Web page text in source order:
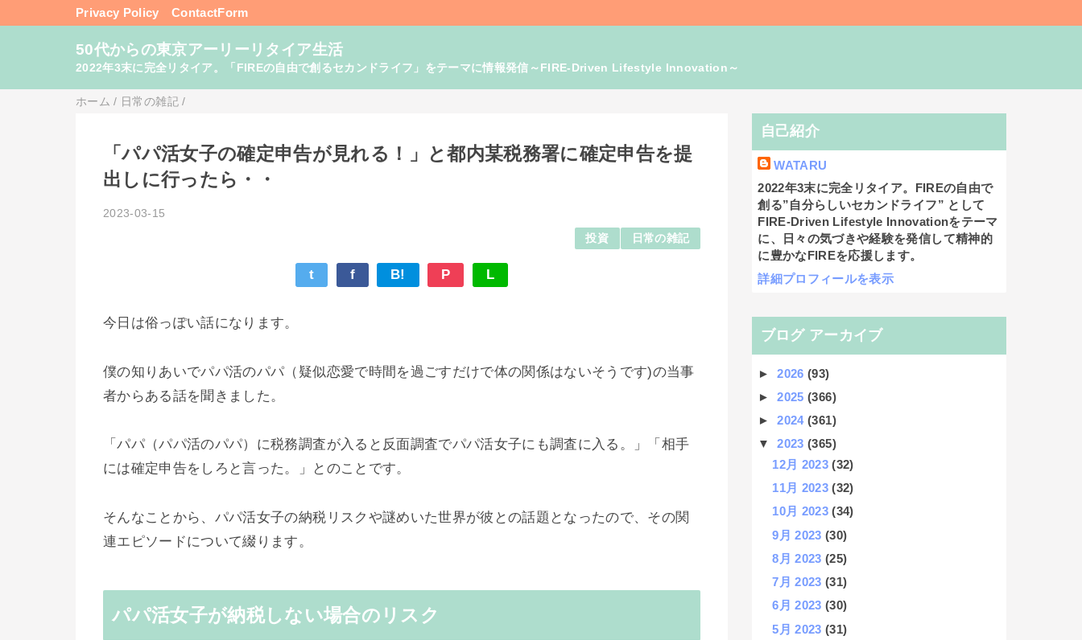
Privacy Policy ContactForm
50代からの東京アーリーリタイア生活
2022年3末に完全リタイア。「FIREの自由で創るセカンドライフ」をテーマに情報発信～FIRE-Driven Lifestyle Innovation～
ホーム / 日常の雑記 /
「パパ活女子の確定申告が見れる！」と都内某税務署に確定申告を提
出しに行ったら・・
2023-03-15
投資 日常の雑記
t f B! P L
今日は俗っぽい話になります。
僕の知りあいでパパ活のパパ（疑似恋愛で時間を過ごすだけで体の関係はないそうです)の当事
者からある話を聞きました。
「パパ（パパ活のパパ）に税務調査が入ると反面調査でパパ活女子にも調査に入る。」「相手
には確定申告をしろと言った。」とのことです。
そんなことから、パパ活女子の納税リスクや謎めいた世界が彼との話題となったので、その関
連エピソードについて綴ります。
パパ活女子が納税しない場合のリスク
自己紹介
WATARU
2022年3末に完全リタイア。FIREの自由で
創る”自分らしいセカンドライフ” として
FIRE-Driven Lifestyle Innovationをテーマ
に、日々の気づきや経験を発信して精神的
に豊かなFIREを応援します。
詳細プロフィールを表示
ブログ アーカイブ
►2026(93)
►2025(366)
►2024(361)
▼2023(365)
12月 2023(32)
11月 2023(32)
10月 2023(34)
9月 2023(30)
8月 2023(25)
7月 2023(31)
6月 2023(30)
5月 2023(31)